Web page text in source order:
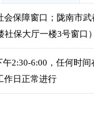
保障窗口；陇南市
保大厅一楼3号窗口）
2:30-6:00，任何时
作日正常进行